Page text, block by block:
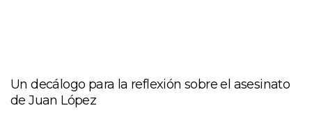
Un decálogo para la reflexión sobre el asesinato
de Juan López